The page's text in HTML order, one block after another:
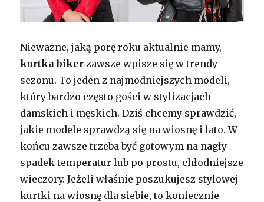
Nieważne, jaką porę roku aktualnie mamy,
kurtka biker zawsze wpisze się w trendy
sezonu. To jeden z najmodniejszych modeli,
który bardzo często gości w stylizacjach
damskich i męskich. Dziś chcemy sprawdzić,
jakie modele sprawdzą się na wiosnę i lato. W
końcu zawsze trzeba być gotowym na nagły
spadek temperatur lub po prostu, chłodniejsze
wieczory. Jeżeli właśnie poszukujesz stylowej
kurtki na wiosnę dla siebie, to koniecznie